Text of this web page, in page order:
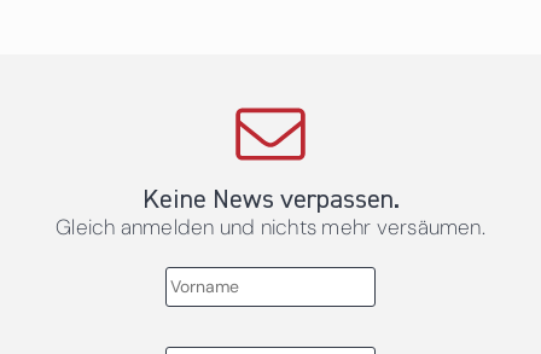
Keine News verpassen.
Gleich anmelden und nichts mehr versäumen.